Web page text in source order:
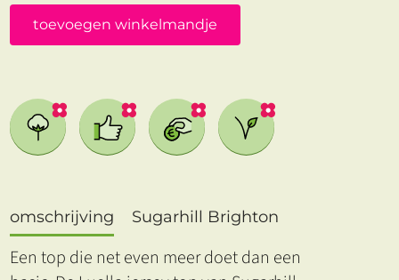
toevoegen winkelmandje
omschrijving Sugarhill Brighton
Een top die net even meer doet dan een